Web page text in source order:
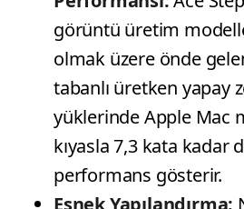
görüntü üretim
olmak üzere önde
tabanlı üretken yapay
yüklerinde Apple Mac
kıyasla 7,3 kata kadar
performans gösterir.
Esnek Yapılandırma: